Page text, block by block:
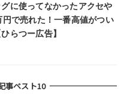
に使ってなかったアクセや
円で売れた！一番高値がつい
らつー広告】
事ベスト10